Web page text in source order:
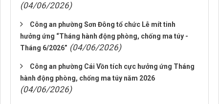
(04/06/2026)
Công an phường Sơn Đông tổ chức Lễ mít tinh
hưởng ứng “Tháng hành động phòng, chống ma túy -
Tháng 6/2026” (04/06/2026)
Công an phường Cái Vồn tích cực hưởng ứng Tháng
hành động phòng, chống ma túy năm 2026
(04/06/2026)